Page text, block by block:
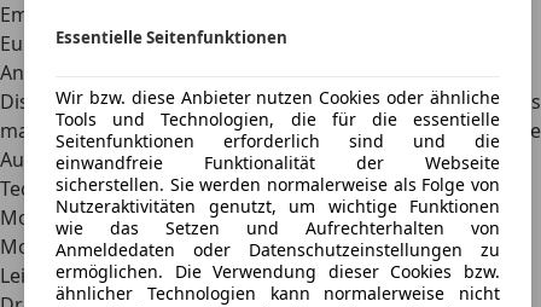
Essentielle Seitenfunktionen
Wir bzw. diese Anbieter nutzen Cookies oder ähnliche
Tools und Technologien, die für die essentielle
Seitenfunktionen erforderlich sind und die
einwandfreie Funktionalität der Webseite
sicherstellen. Sie werden normalerweise als Folge von
Nutzeraktivitäten genutzt, um wichtige Funktionen
wie das Setzen und Aufrechterhalten von
Anmeldedaten oder Datenschutzeinstellungen zu
ermöglichen. Die Verwendung dieser Cookies bzw.
ähnlicher Technologien kann normalerweise nicht
Emissionen kombiniert: 157 g/km²) liegt bei stolzen 7.000
Euro in der Basis. Dafür gibt es, neben dem stärkeren
Antrieb, immerhin auch ein Navigationssystem mit 8-Zoll-
Display, Keyless-Go, 18-Zoll-Leichtmetallfelgen und – wer es
mag – sieben virtuelle Schaltstufen für die sonst stufenlose
Automatik. (Text und Bild: Bernd Conrad)
Technische Daten*
Modell: Subaru XV 2.0ie e-Boxer
Motor: 2.0-Vierzylinder-Boxer + E-Motor
Leistung: 150 PS (110 kW) + 16,7 PS (12,3 kW)